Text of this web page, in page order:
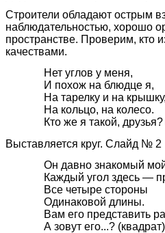
Строители обладают острым
наблюдательностью, хорошо
пространстве. Проверим, кто
качествами.
Нет углов у меня,
И похож на блюдце я,
На тарелку и на крышку,
На кольцо, на колесо.
Кто же я такой, друзья?
Выставляется круг. Слайд № 2
Он давно знакомый
Каждый угол здесь —
Все четыре стороны
Одинаковой длины.
Вам его представить
А зовут его...? (квадрат)